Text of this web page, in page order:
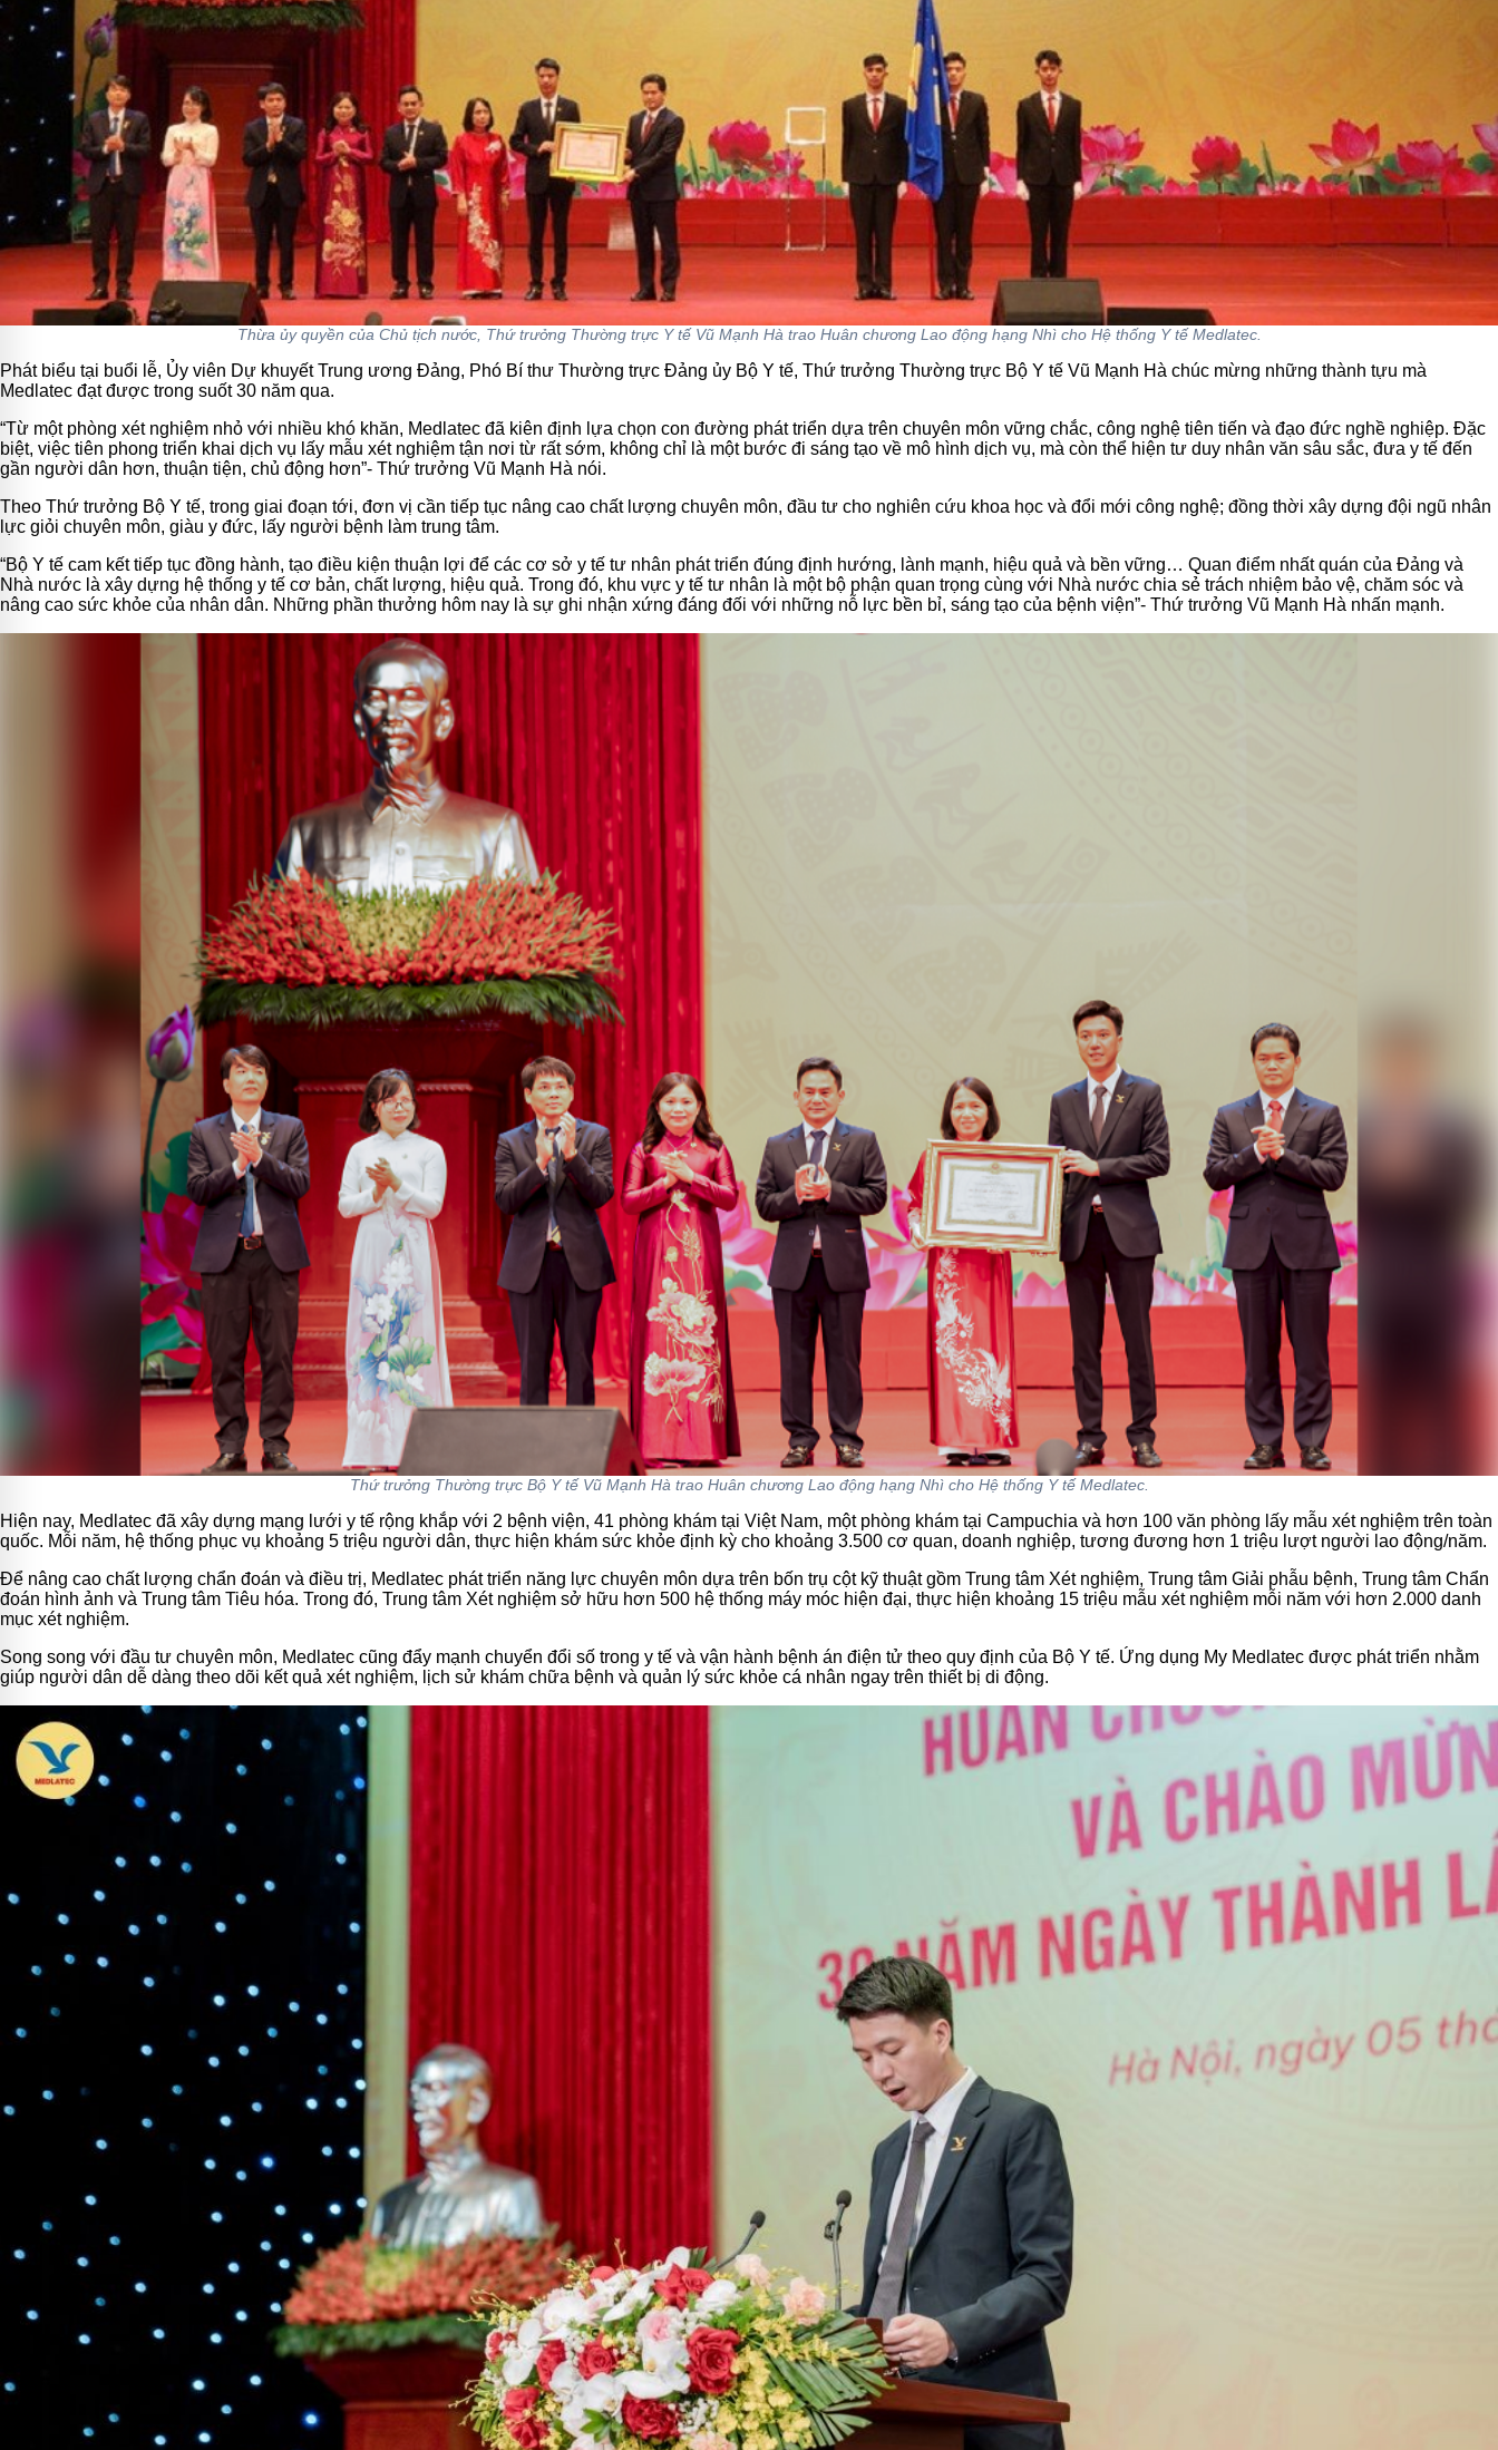
Thừa ủy quyền của Chủ tịch nước, Thứ trưởng Thường trực Y tế Vũ Mạnh Hà trao Huân chương Lao động hạng Nhì cho Hệ thống Y tế Medlatec.
Phát biểu tại buổi lễ, Ủy viên Dự khuyết Trung ương Đảng, Phó Bí thư Thường trực Đảng ủy Bộ Y tế, Thứ trưởng Thường trực Bộ Y tế Vũ Mạnh Hà chúc mừng những thành tựu mà
Medlatec đạt được trong suốt 30 năm qua.
“Từ một phòng xét nghiệm nhỏ với nhiều khó khăn, Medlatec đã kiên định lựa chọn con đường phát triển dựa trên chuyên môn vững chắc, công nghệ tiên tiến và đạo đức nghề nghiệp. Đặc
biệt, việc tiên phong triển khai dịch vụ lấy mẫu xét nghiệm tận nơi từ rất sớm, không chỉ là một bước đi sáng tạo về mô hình dịch vụ, mà còn thể hiện tư duy nhân văn sâu sắc, đưa y tế đến
gần người dân hơn, thuận tiện, chủ động hơn”- Thứ trưởng Vũ Mạnh Hà nói.
Theo Thứ trưởng Bộ Y tế, trong giai đoạn tới, đơn vị cần tiếp tục nâng cao chất lượng chuyên môn, đầu tư cho nghiên cứu khoa học và đổi mới công nghệ; đồng thời xây dựng đội ngũ nhân
lực giỏi chuyên môn, giàu y đức, lấy người bệnh làm trung tâm.
“Bộ Y tế cam kết tiếp tục đồng hành, tạo điều kiện thuận lợi để các cơ sở y tế tư nhân phát triển đúng định hướng, lành mạnh, hiệu quả và bền vững… Quan điểm nhất quán của Đảng và
Nhà nước là xây dựng hệ thống y tế cơ bản, chất lượng, hiệu quả. Trong đó, khu vực y tế tư nhân là một bộ phận quan trọng cùng với Nhà nước chia sẻ trách nhiệm bảo vệ, chăm sóc và
nâng cao sức khỏe của nhân dân. Những phần thưởng hôm nay là sự ghi nhận xứng đáng đối với những nỗ lực bền bỉ, sáng tạo của bệnh viện”- Thứ trưởng Vũ Mạnh Hà nhấn mạnh.
Thứ trưởng Thường trực Bộ Y tế Vũ Mạnh Hà trao Huân chương Lao động hạng Nhì cho Hệ thống Y tế Medlatec.
Hiện nay, Medlatec đã xây dựng mạng lưới y tế rộng khắp với 2 bệnh viện, 41 phòng khám tại Việt Nam, một phòng khám tại Campuchia và hơn 100 văn phòng lấy mẫu xét nghiệm trên toàn
quốc. Mỗi năm, hệ thống phục vụ khoảng 5 triệu người dân, thực hiện khám sức khỏe định kỳ cho khoảng 3.500 cơ quan, doanh nghiệp, tương đương hơn 1 triệu lượt người lao động/năm.
Để nâng cao chất lượng chẩn đoán và điều trị, Medlatec phát triển năng lực chuyên môn dựa trên bốn trụ cột kỹ thuật gồm Trung tâm Xét nghiệm, Trung tâm Giải phẫu bệnh, Trung tâm Chẩn
đoán hình ảnh và Trung tâm Tiêu hóa. Trong đó, Trung tâm Xét nghiệm sở hữu hơn 500 hệ thống máy móc hiện đại, thực hiện khoảng 15 triệu mẫu xét nghiệm mỗi năm với hơn 2.000 danh
mục xét nghiệm.
Song song với đầu tư chuyên môn, Medlatec cũng đẩy mạnh chuyển đổi số trong y tế và vận hành bệnh án điện tử theo quy định của Bộ Y tế. Ứng dụng My Medlatec được phát triển nhằm
giúp người dân dễ dàng theo dõi kết quả xét nghiệm, lịch sử khám chữa bệnh và quản lý sức khỏe cá nhân ngay trên thiết bị di động.